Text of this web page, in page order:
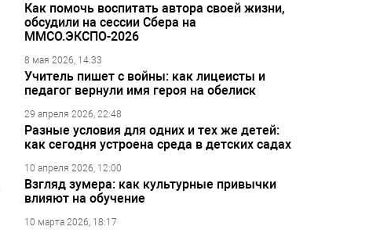
Как помочь воспитать автора своей жизни,
обсудили на сессии Сбера на
ММСО.ЭКСПО-2026
8 мая 2026, 14:33
Учитель пишет с войны: как лицеисты и
педагог вернули имя героя на обелиск
29 апреля 2026, 22:48
Разные условия для одних и тех же детей:
как сегодня устроена среда в детских садах
10 апреля 2026, 12:00
Взгляд зумера: как культурные привычки
влияют на обучение
10 марта 2026, 18:17